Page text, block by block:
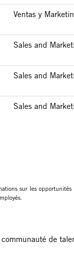
Ventas y
Sales and
Sales and
Sales and
sur les
de